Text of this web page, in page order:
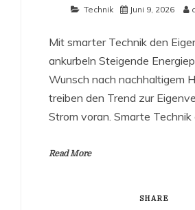
Technik Juni 9, 2026
Mit smarter Technik den
ankurbeln Steigende
Wunsch nach nachhaltigem
treiben den Trend zur
Strom voran. Smarte Technik
Read More
SHARE